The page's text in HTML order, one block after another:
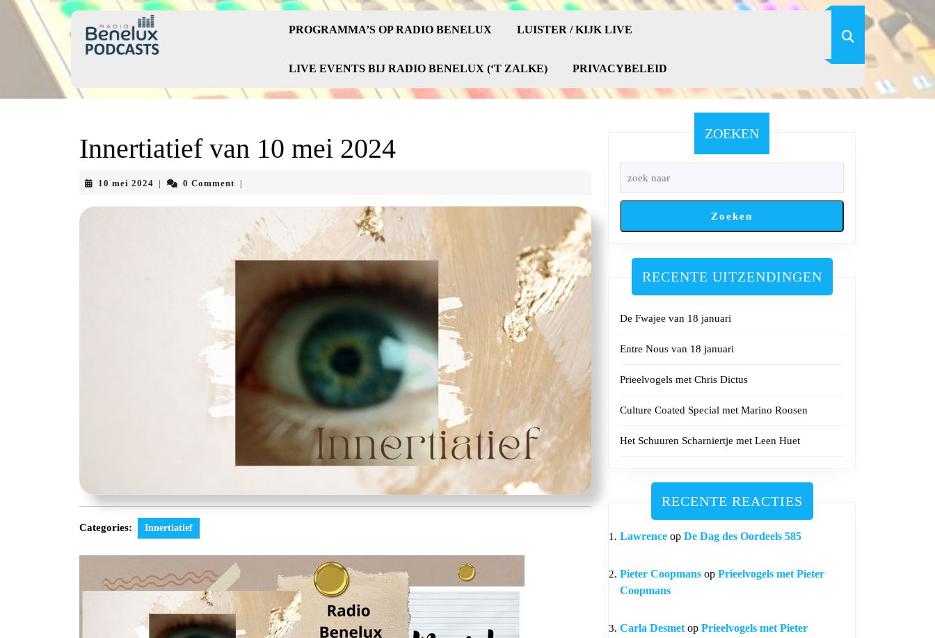
Skip
PROGRAMMA’S OP RADIO BENELUX LUISTER / KIJK LIVE
LIVE EVENTS BIJ RADIO BENELUX (‘T ZALKE) PRIVACYBELEID
Innertiatief van 10 mei 2024
10 mei 2024 10
2024
0 Comment
Categories: Innertiatief
ZOEKEN
Zoeken
RECENTE UITZENDINGEN
De Fwajee van 18 januari
Entre Nous van 18 januari
Prieelvogels met Chris Dictus
Culture Coated Special met Marino Roosen
Het Schuuren Scharniertje met Leen Huet
RECENTE REACTIES
Lawrence op De Dag des Oordeels 585
Pieter Coopmans op Prieelvogels met Pieter
Coopmans
Carla Desmet op Prieelvogels met Pieter